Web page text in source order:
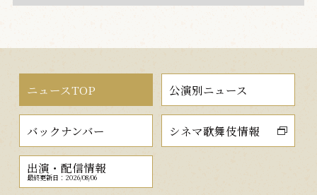
ニュースTOP 公演別ニュース
バックナンバー シネマ歌舞伎情報
出演・配信情報
最終更新日：2026/08/06